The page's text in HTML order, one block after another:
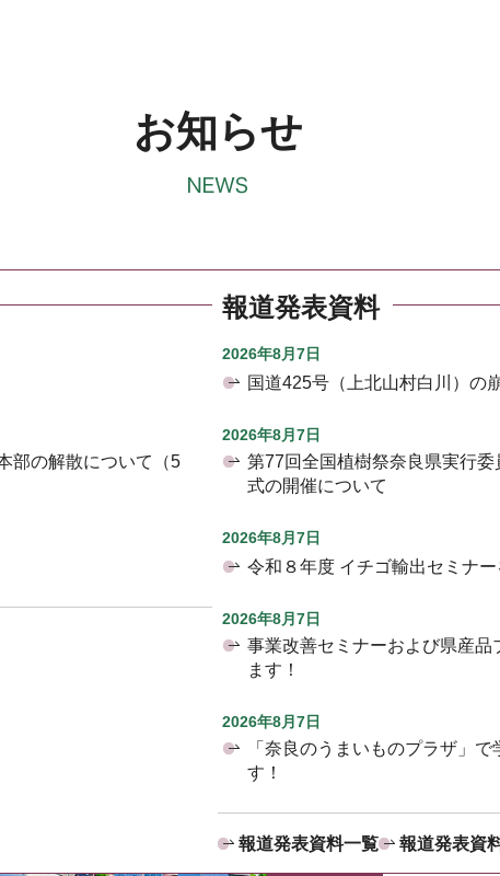
お知らせ
部の解散について（5
報道発表資料
2026年8月7日
国道425号（上北山村白川）の
2026年8月7日
第77回全国植樹祭奈良県実行
式の開催について
2026年8月7日
令和８年度 イチゴ輸出セミナ
2026年8月7日
事業改善セミナーおよび県産
ます！
2026年8月7日
「奈良のうまいものプラザ」
す！
報道発表資料一覧 報道発表資